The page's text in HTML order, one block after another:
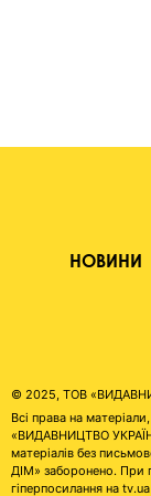
НОВИНИ
© 2025, ТОВ
Всі права на
«ВИДАВНИЦТВО
матеріалів без
ДІМ» заборонено. При
гіперпосилання на